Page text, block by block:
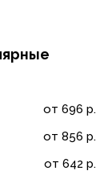
от 696 р.
от 856 р.
от 642 р.